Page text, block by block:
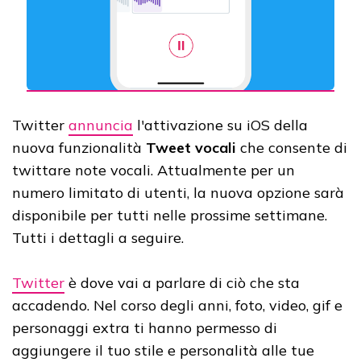
Twitter annuncia l'attivazione su iOS della
nuova funzionalità Tweet vocali che consente di
twittare note vocali. Attualmente per un
numero limitato di utenti, la nuova opzione sarà
disponibile per tutti nelle prossime settimane.
Tutti i dettagli a seguire.
Twitter è dove vai a parlare di ciò che sta
accadendo. Nel corso degli anni, foto, video, gif e
personaggi extra ti hanno permesso di
aggiungere il tuo stile e personalità alle tue